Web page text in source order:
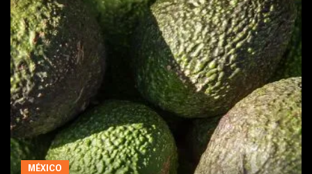
MÉXICO